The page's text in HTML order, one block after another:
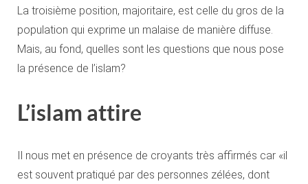
La troisième position, majoritaire, est celle du gros de la
population qui exprime un malaise de manière diffuse.
Mais, au fond, quelles sont les questions que nous pose
la présence de l’islam?
L’islam attire
Il nous met en présence de croyants très affirmés car «il
est souvent pratiqué par des personnes zélées, dont